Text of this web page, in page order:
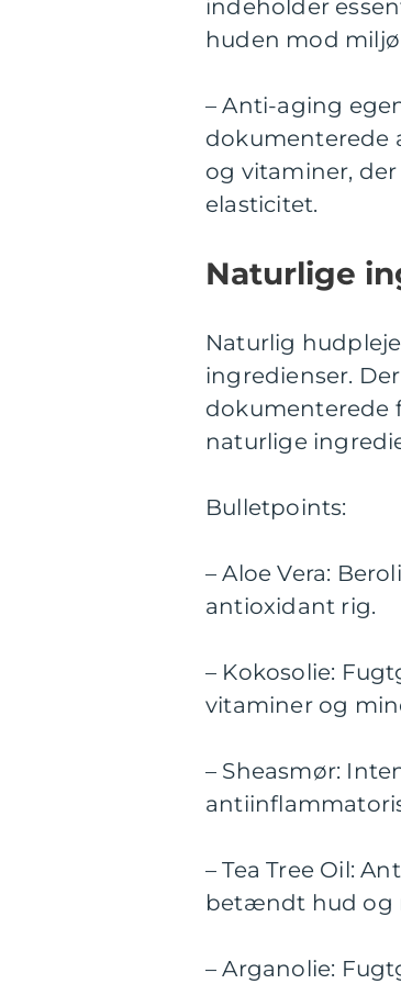
indeholder
huden mod
– Anti-aging
dokumenterede
og vitaminer,
elasticitet.
Naturlige
Naturlig
ingredienser.
dokumenterede
naturlige
Bulletpoints:
– Aloe Vera:
antioxidant rig.
– Kokosolie:
vitaminer og
– Sheasmør:
– Tea Tree Oil:
betændt hud og
– Arganolie: